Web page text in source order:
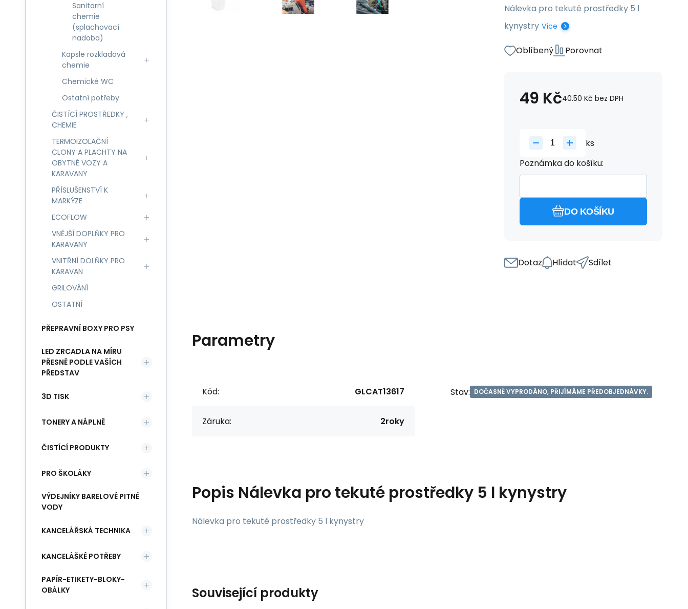
Nálevka pro tekuté prostředky 5 l
kynystry Více
Oblíbený Porovnat
49 Kč40.50 Kč bez DPH
ks
Poznámka do košíku:
DO KOŠÍKU
Dotaz Hlídat Sdílet
Parametry
Kód: GLCAT13617
Záruka: 2roky
Stav: DOČASNĚ VYPRODÁNO, PŘIJÍMÁME PŘEDOBJEDNÁVKY.
Popis Nálevka pro tekuté prostředky 5 l kynystry
Nálevka pro tekuté prostředky 5 l kynystry
Související produkty
Sanitarní
chemie
(splachovací
nadoba)
Kapsle rozkladová
chemie
Chemické WC
Ostatní potřeby
ČISTÍCÍ PROSTŘEDKY ,
CHEMIE
TERMOIZOLAČNÍ
CLONY A PLACHTY NA
OBYTNÉ VOZY A
KARAVANY
PŘÍSLUŠENSTVÍ K
MARKÝZE
ECOFLOW
VNĚJŠÍ DOPLŇKY PRO
KARAVANY
VNITŘNÍ DOLŇKY PRO
KARAVAN
GRILOVÁNÍ
OSTATNÍ
PŘEPRAVNÍ BOXY PRO PSY
LED ZRCADLA NA MÍRU
PŘESNĚ PODLE VAŠÍCH
PŘEDSTAV
3D TISK
TONERY A NÁPLNĚ
ČISTÍCÍ PRODUKTY
PRO ŠKOLÁKY
VÝDEJNÍKY BARELOVÉ PITNÉ
VODY
KANCELÁŘSKÁ TECHNIKA
KANCELÁŠKÉ POTŘEBY
PAPÍR-ETIKETY-BLOKY-
OBÁLKY